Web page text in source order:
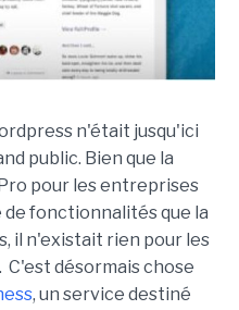
n'était jusqu'ici
public. Bien que la
pour les entreprises
fonctionnalités que la
il n'existait rien pour les
désormais chose
, un service destiné